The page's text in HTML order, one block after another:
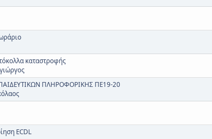
καταστροφής
ΠΛΗΡΟΦΟΡΙΚΗΣ ΠΕ19-20
ECDL